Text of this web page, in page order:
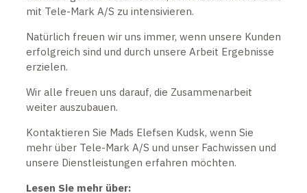
mit Tele-Mark A/S zu intensivieren.
Natürlich freuen wir uns immer, wenn unsere Kunden
erfolgreich sind und durch unsere Arbeit Ergebnisse
erzielen.
Wir alle freuen uns darauf, die Zusammenarbeit
weiter auszubauen.
Kontaktieren Sie Mads Elefsen Kudsk, wenn Sie
mehr über Tele-Mark A/S und unser Fachwissen und
unsere Dienstleistungen erfahren möchten.
Lesen Sie mehr über: